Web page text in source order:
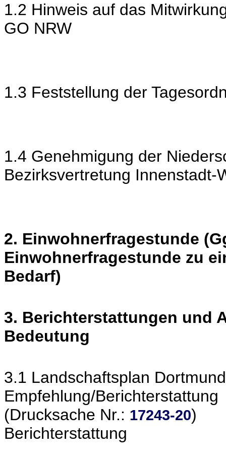
1.2 Hinweis auf das
GO NRW
1.3 Feststellung der
1.4 Genehmigung der
Bezirksvertretung Innenstadt-
2. Einwohnerfragestunde
Einwohnerfragestunde zu
Bedarf)
3. Berichterstattungen und
Bedeutung
3.1 Landschaftsplan
Empfehlung/Berichterstattung
(Drucksache Nr.: 17243-20)
Berichterstattung